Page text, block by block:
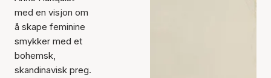
med en visjon om
å skape feminine
smykker med et
bohemsk,
skandinavisk preg.